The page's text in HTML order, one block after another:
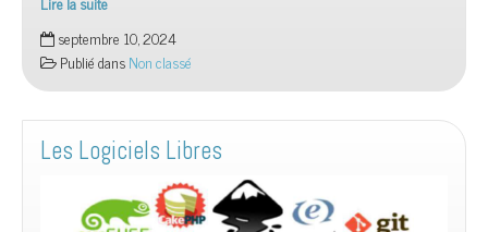
Lire la suite
Octobre
roseseptembre 10, 2024
Publié dansNon classé
Les Logiciels Libres